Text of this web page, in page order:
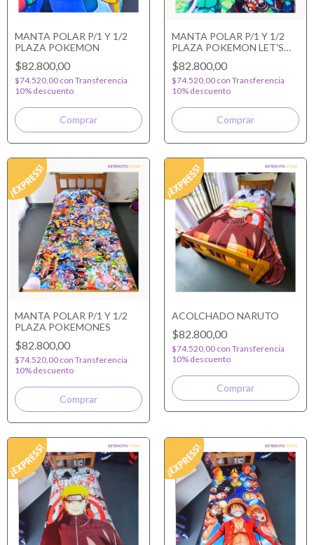
MANTA POLAR P/1 Y 1/2
PLAZA POKEMON
$82.800,00
$74.520,00 con Transferencia
10% descuento
MANTA POLAR P/1 Y 1/2
PLAZA POKEMON LET'S
GO
$82.800,00
$74.520,00 con Transferencia
10% descuento
MANTA POLAR P/1 Y 1/2
PLAZA POKEMONES
$82.800,00
$74.520,00 con Transferencia
10% descuento
ACOLCHADO NARUTO
$82.800,00
$74.520,00 con Transferencia
10% descuento